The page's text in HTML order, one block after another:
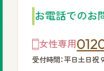
お電話でのお
女性専用
受付時間：平日土日祝